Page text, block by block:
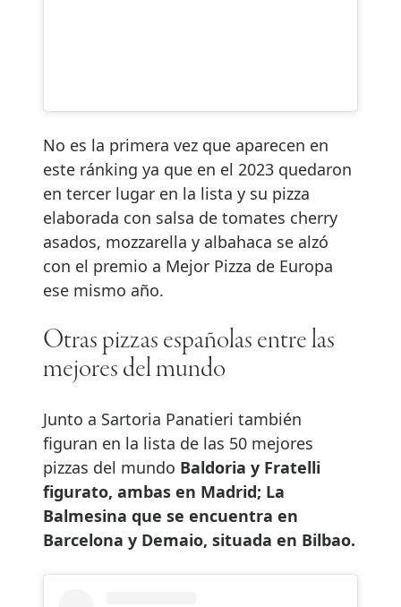
No es la primera vez que aparecen en
este ránking ya que en el 2023 quedaron
en tercer lugar en la lista y su pizza
elaborada con salsa de tomates cherry
asados, mozzarella y albahaca se alzó
con el premio a Mejor Pizza de Europa
ese mismo año.
Otras pizzas españolas entre las
mejores del mundo
Junto a Sartoria Panatieri también
figuran en la lista de las 50 mejores
pizzas del mundo Baldoria y Fratelli
figurato, ambas en Madrid; La
Balmesina que se encuentra en
Barcelona y Demaio, situada en Bilbao.